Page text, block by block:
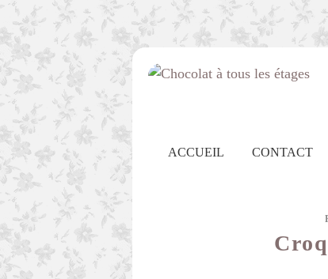
ACCUEIL CONTACT